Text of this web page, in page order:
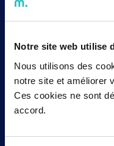
Notre site web utilise
Nous utilisons des
notre site et améliorer
Ces cookies ne sont
accord.